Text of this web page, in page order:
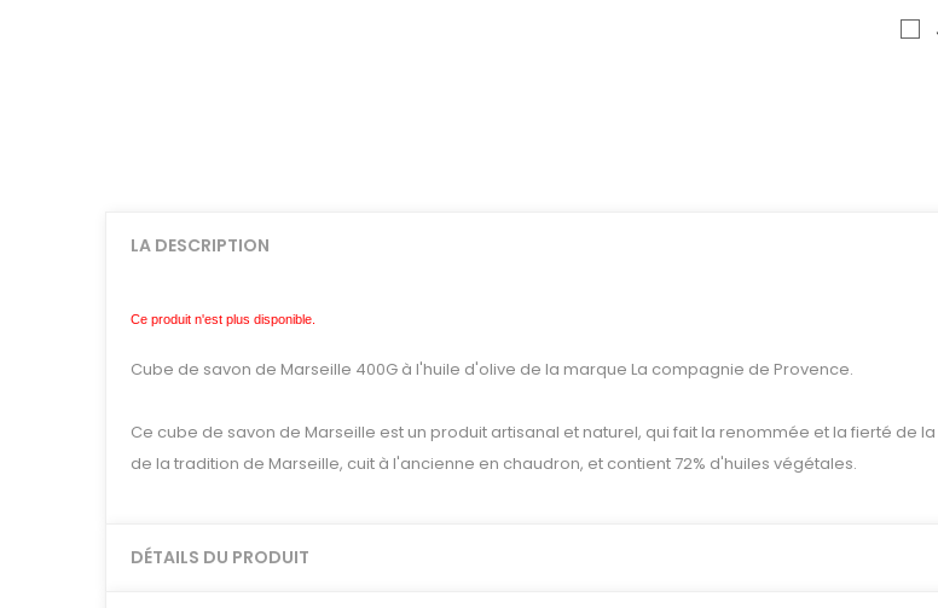
LA DESCRIPTION
Ce produit n'est plus disponible.
Cube de savon de Marseille 400G à l'huile d'olive de la marque La compagnie de Provence.
Ce cube de savon de Marseille est un produit artisanal et naturel, qui fait la renommée et la fierté de
de la tradition de Marseille, cuit à l'ancienne en chaudron, et contient 72% d'huiles végétales.
DÉTAILS DU PRODUIT